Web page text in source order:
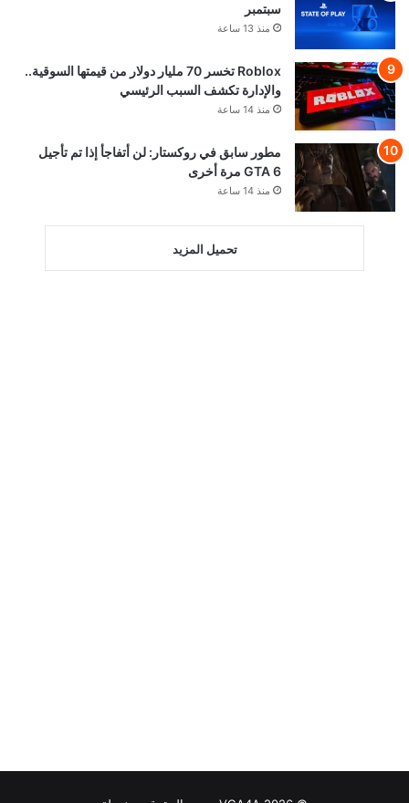
سبتمبر
منذ 13 ساعة
Roblox تخسر 70 مليار دولار من قيمتها السوقية..
والإدارة تكشف السبب الرئيسي
منذ 14 ساعة
مطور سابق في روكستار: لن أتفاجأ إذا تم تأجيل
GTA 6 مرة أخرى
منذ 14 ساعة
تحميل المزيد